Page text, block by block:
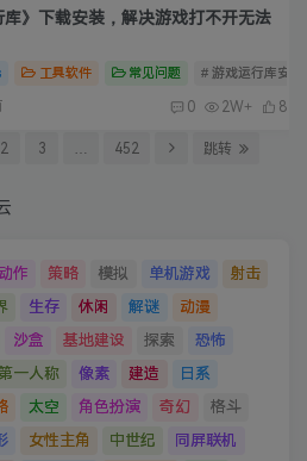
库》下载安装，解决游戏打不开无法
工具软件 常见问题 # 游戏运行库安装
0 2W+ 8
2 3 … 452 跳转
动作 策略 模拟 单机游戏
射击
生存 休闲 解谜
动漫
沙盒 基地建设 探索
恐怖
一人称 像素 建造
日系
太空 角色扮演 奇幻
格斗
女性主角 中世纪 同屏联机